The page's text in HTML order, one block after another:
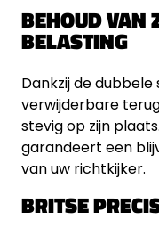
BEHOUD VAN
BELASTING
Dankzij de
verwijderbare
stevig op zijn
garandeert een
van uw richtkijker.
BRITSE